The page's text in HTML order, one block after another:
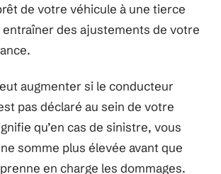
de votre véhicule à une tierce
des ajustements de votre
augmenter si le conducteur
pas déclaré au sein de votre
qu’en cas de sinistre, vous
somme plus élevée avant que
en charge les dommages.